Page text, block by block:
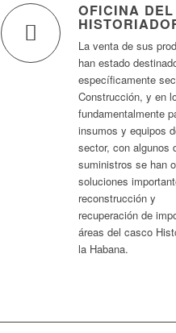
OFICINA DEL
La venta de sus
han estado
específicamente
Construcción, y en
fundamentalmente
insumos y equipos
sector, con algunos
suministros se han
soluciones
reconstrucción y
recuperación de
áreas del casco
la Habana.